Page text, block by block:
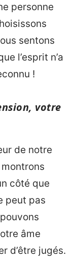
personne
sentons
l’esprit n’a
!
votre
de notre
côté que
peut pas
âme
d’être jugés.